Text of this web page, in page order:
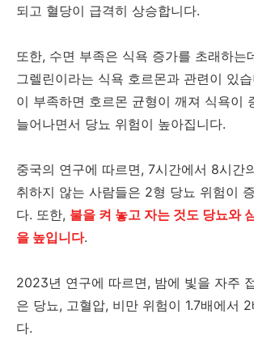
되고 혈당이 급격히 상승합니다.
또한, 수면 부족은 식욕 증가를 초래하는
그렐린이라는 식욕 호르몬과 관련이 있
이 부족하면 호르몬 균형이 깨져 식욕이
늘어나면서 당뇨 위험이 높아집니다.
중국의 연구에 따르면, 7시간에서 8시간
취하지 않는 사람들은 2형 당뇨 위험이
다. 또한, 불을 켜 놓고 자는 것도 당뇨와
을 높입니다.
2023년 연구에 따르면, 밤에 빛을 자주
은 당뇨, 고혈압, 비만 위험이 1.7배에서
다.